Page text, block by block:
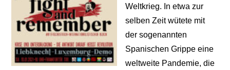
Weltkrieg. In etwa zur
selben Zeit wütete mit
der sogenannten
Spanischen Grippe eine
weltweite Pandemie, die